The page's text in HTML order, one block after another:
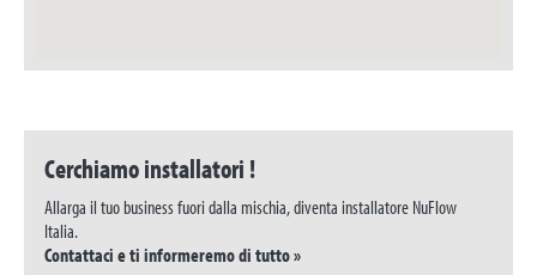
Cerchiamo installatori !
Allarga il tuo business fuori dalla mischia, diventa installatore NuFlow
Italia.
Contattaci e ti informeremo di tutto »